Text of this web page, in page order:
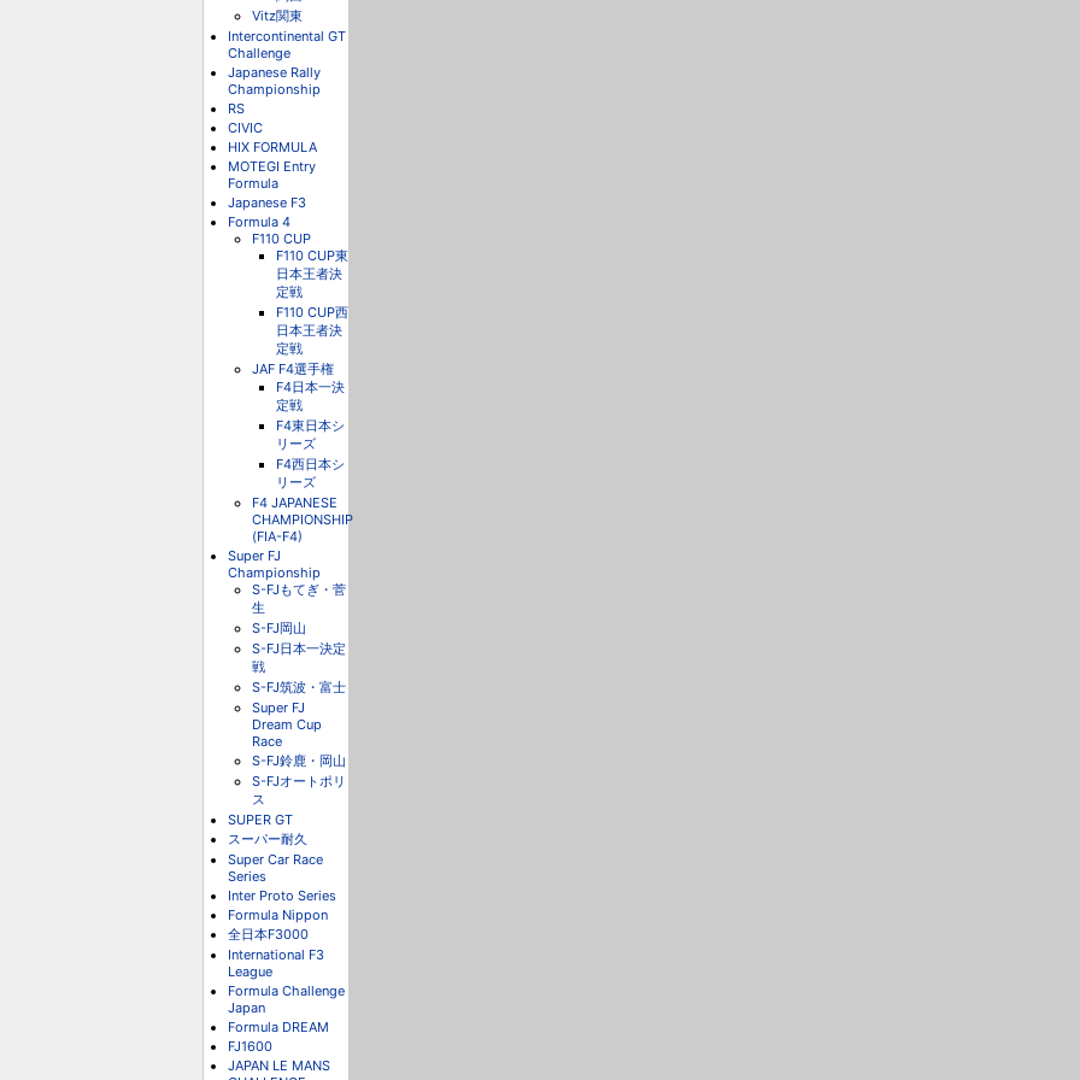
Vitz関東
Intercontinental GT
Challenge
Japanese Rally
Championship
RS
CIVIC
HIX FORMULA
MOTEGI Entry
Formula
Japanese F3
Formula 4
F110 CUP
F110 CUP東
日本王者決
定戦
F110 CUP西
日本王者決
定戦
JAF F4選手権
F4日本一決
定戦
F4東日本シ
リーズ
F4西日本シ
リーズ
F4 JAPANESE
CHAMPIONSHIP
(FIA-F4)
Super FJ
Championship
S-FJもてぎ・菅
生
S-FJ岡山
S-FJ日本一決定
戦
S-FJ筑波・富士
Super FJ
Dream Cup
Race
S-FJ鈴鹿・岡山
S-FJオートポリ
ス
SUPER GT
スーパー耐久
Super Car Race
Series
Inter Proto Series
Formula Nippon
全日本F3000
International F3
League
Formula Challenge
Japan
Formula DREAM
FJ1600
JAPAN LE MANS